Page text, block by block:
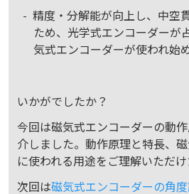
精度・分解能が向上し、中空
ため、光学式エンコーダーが
気式エンコーダーが使われ始
いかがでしたか？
今回は磁気式エンコーダーの動
介しました。動作原理と特長、
に使われる用途をご理解いただけ
次回は磁気式エンコーダーの角